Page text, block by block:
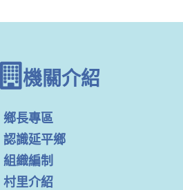
機關介紹
鄉長專區
認識延平鄉
組織編制
村里介紹